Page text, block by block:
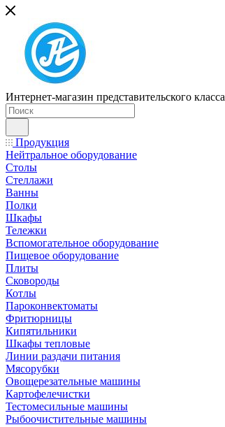
Интернет-магазин представительского класса
Продукция
Нейтральное оборудование
Столы
Стеллажи
Ванны
Полки
Шкафы
Тележки
Вспомогательное оборудование
Пищевое оборудование
Плиты
Сковороды
Котлы
Пароконвектоматы
Фритюрницы
Кипятильники
Шкафы тепловые
Линии раздачи питания
Мясорубки
Овощерезательные машины
Картофелечистки
Тестомесильные машины
Рыбоочистительные машины